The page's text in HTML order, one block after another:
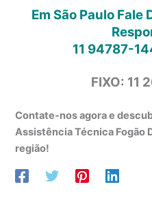
Em São Paulo Fale
11 94787-
FIXO: 11
Contate-nos agora e
Assistência Técnica Fogão
região!